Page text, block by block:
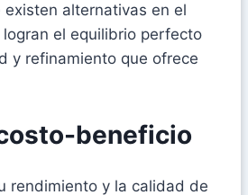
alternativas en el
el equilibrio perfecto
y refinamiento que ofrece
beneficio
rendimiento y la calidad de